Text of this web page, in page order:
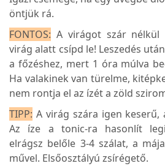
öntjük rá.
FONTOS: A virágot szár nélkül
virág alatt csípd le! Leszedés
a főzéshez, mert 1 óra múlva
Ha valakinek van türelme,
nem rontja el az ízét a zöld
TIPP: A virág szára igen keserű,
Az íze a tonic-ra hasonlít
elrágsz belőle 3-4 szálat, a
művel. Elsőosztályú zsírégető.